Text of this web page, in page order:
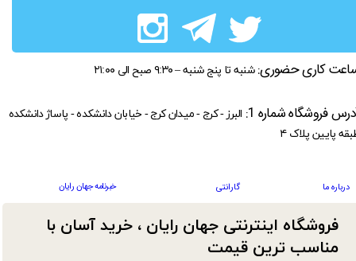
فروشگاه اینترنتی جهان رایان ، خرید آسان با
مناسب ترین قیمت​​​​​​​
کاری حضوری: شنبه تا پنج شنبه – ۹:۳۰ صبح الی ۲۱:۰۰
درباره ما گارانتی خبرنامه جهان رایان
فروشگاه شماره 1:
البرز - کرج - میدان کرج - خیابان دانشکده - پاساژ دانشکده
پایین پلاک ۴